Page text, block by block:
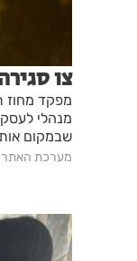
צו
מפקד מחוז
מנהלי
שבמקום
במקום
מערכת האתר